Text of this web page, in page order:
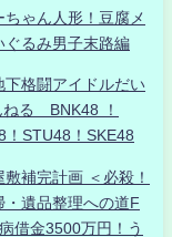
ゃん人形！豆腐メ
ぐるみ男子末路編
格闘アイドルだい
る BNK48 ！
STU48！SKE48
補完計画 ＜必殺！
遺品整理への道F
借金3500万円！う